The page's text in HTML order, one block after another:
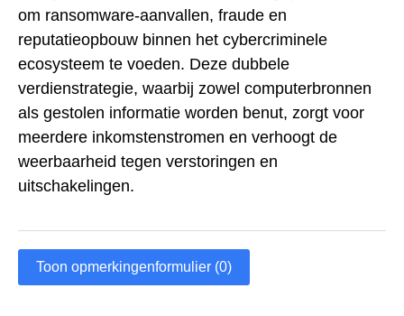
om ransomware-aanvallen, fraude en
reputatieopbouw binnen het cybercriminele
ecosysteem te voeden. Deze dubbele
verdienstrategie, waarbij zowel computerbronnen
als gestolen informatie worden benut, zorgt voor
meerdere inkomstenstromen en verhoogt de
weerbaarheid tegen verstoringen en
uitschakelingen.
Toon opmerkingenformulier (0)